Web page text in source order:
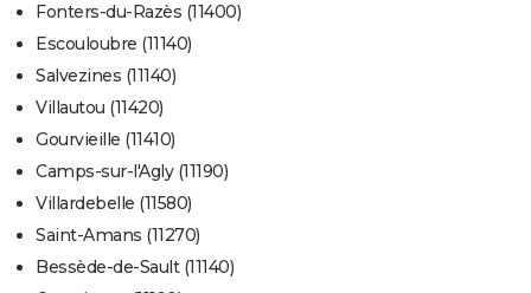
Fonters-du-Razès (11400)
Escouloubre (11140)
Salvezines (11140)
Villautou (11420)
Gourvieille (11410)
Camps-sur-l'Agly (11190)
Villardebelle (11580)
Saint-Amans (11270)
Bessède-de-Sault (11140)